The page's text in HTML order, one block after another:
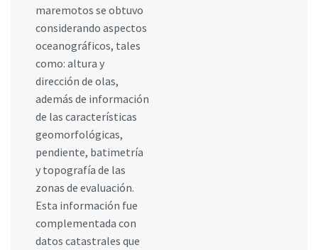
maremotos se obtuvo
considerando aspectos
oceanográficos, tales
como: altura y
dirección de olas,
además de información
de las características
geomorfológicas,
pendiente, batimetría
y topografía de las
zonas de evaluación.
Esta información fue
complementada con
datos catastrales que